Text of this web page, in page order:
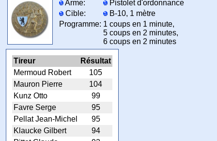
Arme:
Pistolet d'ordonnance
Cible:
B-10, 1 mètre
Programme: 1 coups en 1 minute,
5 coups en 2 minutes,
6 coups en 2 minutes
Tireur
Résultat
Mermoud Robert
105
Mauron Pierre
104
Kunz Otto
99
Favre Serge
95
Pellat Jean-Michel
95
Klaucke Gilbert
94